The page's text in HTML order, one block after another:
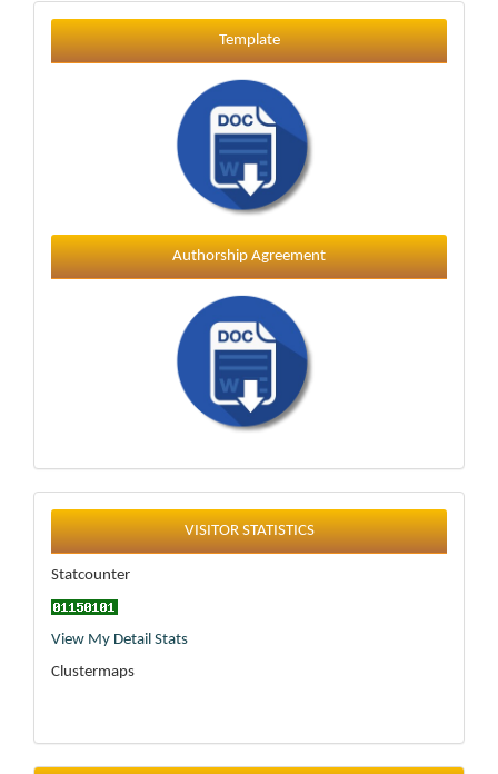
Template
Template
Authorship Agreement
Statistics
VISITOR STATISTICS
Statcounter
View My Detail Stats
Clustermaps